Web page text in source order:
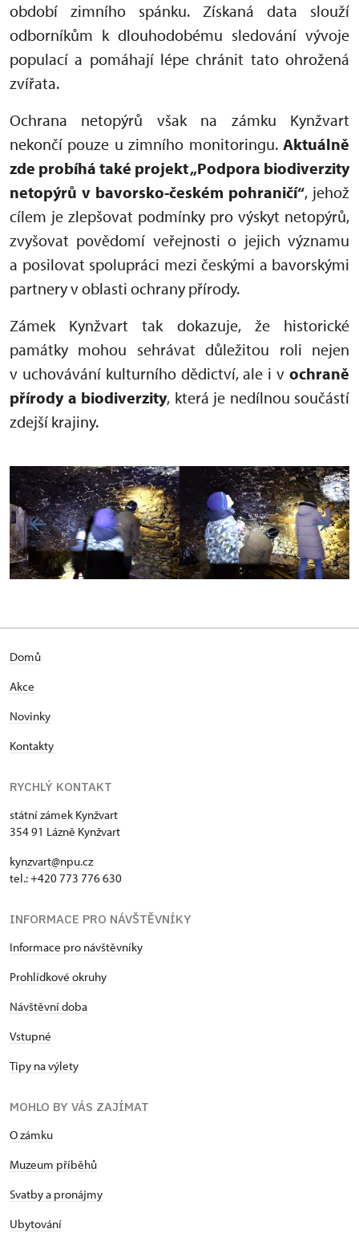
období zimního spánku. Získaná data slouží
odborníkům k dlouhodobému sledování vývoje
populací a pomáhají lépe chránit tato ohrožená
zvířata.
Ochrana netopýrů však na zámku Kynžvart
nekončí pouze u zimního monitoringu. Aktuálně
zde probíhá také projekt „Podpora biodiverzity
netopýrů v bavorsko-českém pohraničí“, jehož
cílem je zlepšovat podmínky pro výskyt netopýrů,
zvyšovat povědomí veřejnosti o jejich významu
a posilovat spolupráci mezi českými a bavorskými
partnery v oblasti ochrany přírody.
Zámek Kynžvart tak dokazuje, že historické
památky mohou sehrávat důležitou roli nejen
v uchovávání kulturního dědictví, ale i v ochraně
přírody a biodiverzity, která je nedílnou součástí
zdejší krajiny.
Domů
Akce
Novinky
Kontakty
RYCHLÝ KONTAKT
státní zámek Kynžvart
354 91 Lázně Kynžvart
kynzvart@npu.cz
tel.: +420 773 776 630
INFORMACE PRO NÁVŠTĚVNÍKY
Informace pro návštěvníky
Prohlídkové okruhy
Návštěvní doba
Vstupné
Tipy na výlety
MOHLO BY VÁS ZAJÍMAT
O zámku
Muzeum příběhů
Svatby a pronájmy
Ubytování